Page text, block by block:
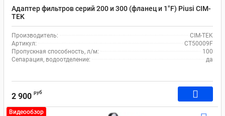
Адаптер фильтров серий 200 и 300 (фланец и 1"F) Piusi CIM-
TEK
Производитель:
CIM-TEK
Артикул:
СТ50009F
Пропускная способность, л/м:
100
Сепарация, водоотделение:
да
2 900 руб
Видеообзор